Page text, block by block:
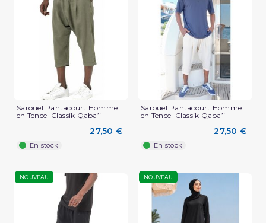
Sarouel Pantacourt Homme
en Tencel Classik Qaba’il
27,50 €
En stock
Sarouel Pantacourt Homme
en Tencel Classik Qaba’il
27,50 €
En stock
NOUVEAU NOUVEAU